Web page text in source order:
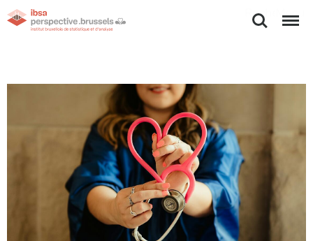
Rechercher
Menu